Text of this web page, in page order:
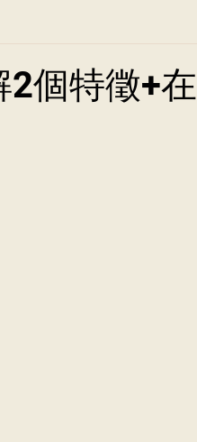
2個特徵+在